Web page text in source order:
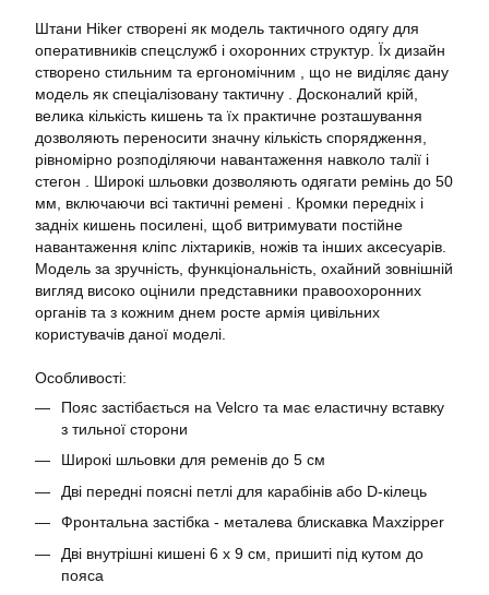
Штани Hiker створені як модель тактичного одягу для
оперативників спецслужб і охоронних структур. Їх дизайн
створено стильним та ергономічним , що не виділяє дану
модель як спеціалізовану тактичну . Досконалий крій,
велика кількість кишень та їх практичне розташування
дозволяють переносити значну кількість спорядження,
рівномірно розподіляючи навантаження навколо талії і
стегон . Широкі шльовки дозволяють одягати ремінь до 50
мм, включаючи всі тактичні ремені . Кромки передніх і
задніх кишень посилені, щоб витримувати постійне
навантаження кліпс ліхтариків, ножів та інших аксесуарів.
Модель за зручність, функціональність, охайний зовнішній
вигляд високо оцінили представники правоохоронних
органів та з кожним днем росте армія цивільних
користувачів даної моделі.
Особливості:
Пояс застібається на Velcro та має еластичну вставку
з тильної сторони
Широкі шльовки для ременів до 5 см
Дві передні поясні петлі для карабінів або D-кілець
Фронтальна застібка - металева блискавка Maxzipper
Дві внутрішні кишені 6 х 9 см, пришиті під кутом до
пояса